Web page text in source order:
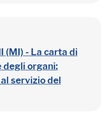
(MI) - La carta di
degli organi:
servizio del